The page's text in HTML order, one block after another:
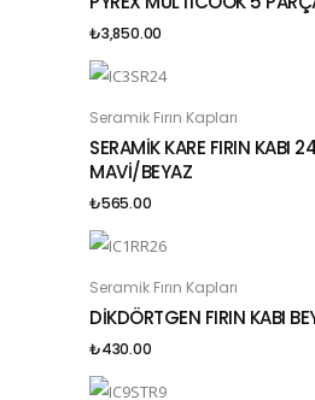
₺3,850.00
SEPETE EKLE
Seramik Fırın Kapları
SERAMİK KARE FIRIN KABI
MAVİ/BEYAZ
₺565.00
SEPETE EKLE
Seramik Fırın Kapları
DİKDÖRTGEN FIRIN KABI
₺430.00